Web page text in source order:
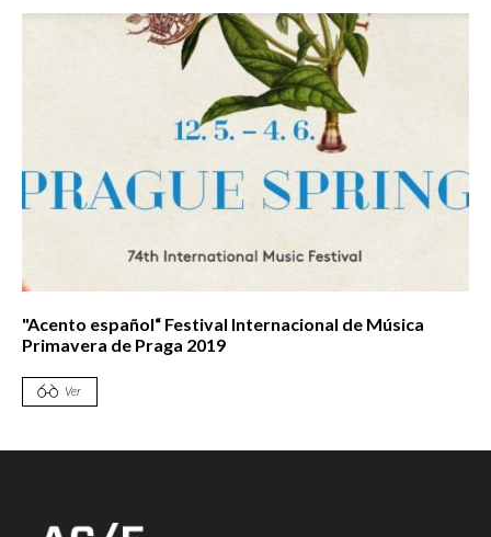
"Acento español“ Festival Internacional de Música
Primavera de Praga 2019
Ver